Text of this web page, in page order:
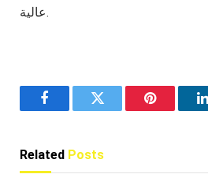
عالية.
FacebookTwitter Pinterest
Related Posts